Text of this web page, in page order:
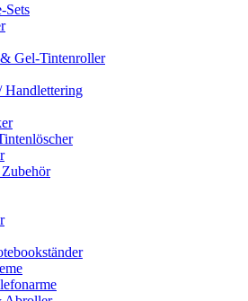
Sets
Gel-Tintenroller
Handlettering